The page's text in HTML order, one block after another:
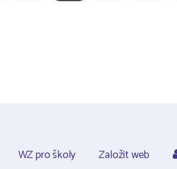
WZ pro školy Založit web